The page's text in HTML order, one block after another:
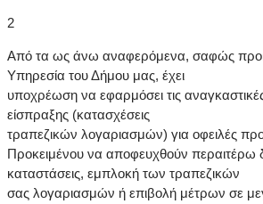
2
Από τα ως άνω αναφερόμενα, σαφώς
Υπηρεσία του Δήμου μας, έχει
υποχρέωση να εφαρμόσει τις
είσπραξης (κατασχέσεις
τραπεζικών λογαριασμών) για οφειλές
Προκειμένου να αποφευχθούν περαιτέρω
καταστάσεις, εμπλοκή των τραπεζικών
σας λογαριασμών ή επιβολή μέτρων σε